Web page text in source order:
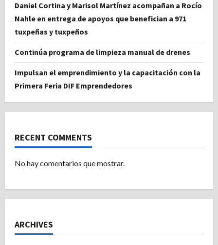
Daniel Cortina y Marisol Martínez acompañan a Rocío
Nahle en entrega de apoyos que benefician a 971
tuxpeñas y tuxpeños
Continúa programa de limpieza manual de drenes
Impulsan el emprendimiento y la capacitación con la
Primera Feria DIF Emprendedores
RECENT COMMENTS
No hay comentarios que mostrar.
ARCHIVES